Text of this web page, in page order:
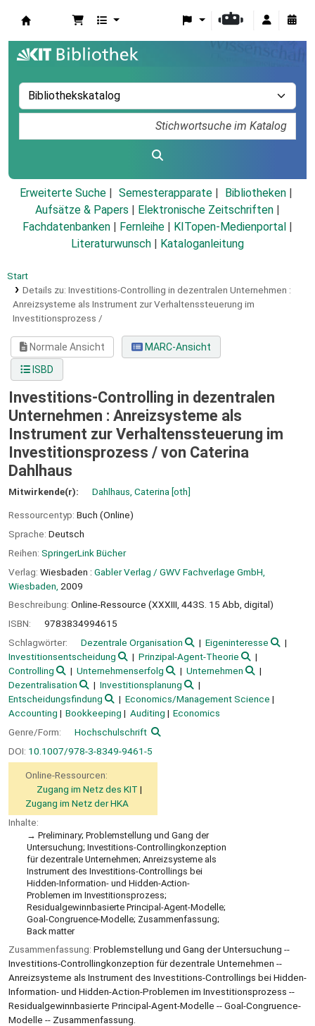
Erweiterte Suche Semesterapparate
Bibliotheken
Aufsätze & Papers
Elektronische Zeitschriften
Fachdatenbanken
Fernleihe KITopen-Medienportal
Literaturwunsch
Kataloganleitung
Start
Details zu: Investitions-Controlling in dezentralen Unternehmen :
Anreizsysteme als Instrument zur Verhaltenssteuerung im
Investitionsprozess /
Normale Ansicht
MARC-Ansicht
ISBD
Investitions-Controlling in dezentralen
Unternehmen : Anreizsysteme als
Instrument zur Verhaltenssteuerung im
Investitionsprozess / von Caterina
Dahlhaus
Mitwirkende(r): Dahlhaus, Caterina [oth]
Ressourcentyp: Buch (Online)
Sprache: Deutsch
Reihen: SpringerLink Bücher
Verlag: Wiesbaden : Gabler Verlag / GWV Fachverlage GmbH,
Wiesbaden, 2009
Beschreibung: Online-Ressource (XXXIII, 443S. 15 Abb, digital)
ISBN:
9783834994615
Schlagwörter:
Dezentrale Organisation
Eigeninteresse
Investitionsentscheidung
Prinzipal-Agent-Theorie
Controlling
Unternehmenserfolg
Unternehmen
Dezentralisation
Investitionsplanung
Entscheidungsfindung
Economics/Management Science
Accounting
Bookkeeping Auditing
Economics
Genre/Form:
Hochschulschrift
DOI: 10.1007/978-3-8349-9461-5
Online-Ressourcen:
Zugang im Netz des KIT
Zugang im Netz der HKA
Inhalte:
Preliminary; Problemstellung und Gang der
Untersuchung; Investitions-Controllingkonzeption
für dezentrale Unternehmen; Anreizsysteme als
Instrument des Investitions-Controllings bei
Hidden-Information- und Hidden-Action-
Problemen im Investitionsprozess;
Residualgewinnbasierte Principal-Agent-Modelle;
Goal-Congruence-Modelle; Zusammenfassung;
Back matter
Zusammenfassung: Problemstellung und Gang der Untersuchung --
Investitions-Controllingkonzeption für dezentrale Unternehmen --
Anreizsysteme als Instrument des Investitions-Controllings bei Hidden-
Information- und Hidden-Action-Problemen im Investitionsprozess --
Residualgewinnbasierte Principal-Agent-Modelle -- Goal-Congruence-
Modelle -- Zusammenfassung.